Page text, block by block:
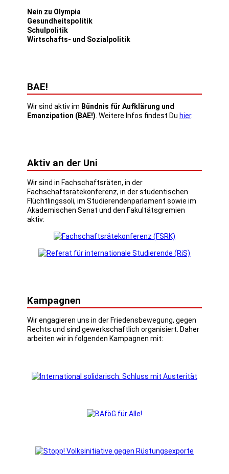
Nein zu Olympia
Gesundheitspolitik
Schulpolitik
Wirtschafts- und Sozialpolitik
BAE!
Wir sind aktiv im Bündnis für Aufklärung und
Emanzipation (BAE!) . Weitere Infos findest Du hier.
Aktiv an der Uni
Wir sind in Fachschaftsräten, in der
Fachschaftsrätekonferenz, in der studentischen
Flüchtlingssoli, im Studierendenparlament sowie im
Akademischen Senat und den Fakultätsgremien
aktiv:
Kampagnen
Wir engagieren uns in der Friedensbewegung, gegen
Rechts und sind gewerkschaftlich organisiert. Daher
arbeiten wir in folgenden Kampagnen mit: